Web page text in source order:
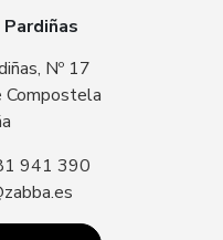
Nº 17
941 390